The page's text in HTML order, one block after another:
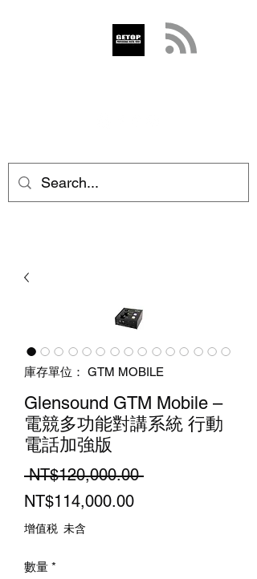
庫存單位： GTM MOBILE
Glensound GTM Mobile –
電競多功能對講系統 行動
電話加強版
NT$120,000.00 一
NT$114,000.00促
增值税 未含
數量 *